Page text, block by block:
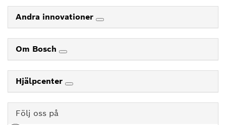
Andra innovationer
Om Bosch
Hjälpcenter
Följ oss på